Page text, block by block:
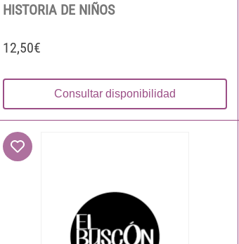
HISTORIA DE NIÑOS
12,50€
Consultar disponibilidad